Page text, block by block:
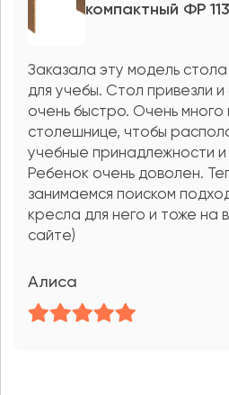
компактный ФР
Заказала эту модель
для учебы. Стол привезли
очень быстро. Очень много
столешнице, чтобы
учебные принадлежности и
Ребенок очень доволен.
занимаемся поиском
кресла для него и тоже на
сайте)
Алиса